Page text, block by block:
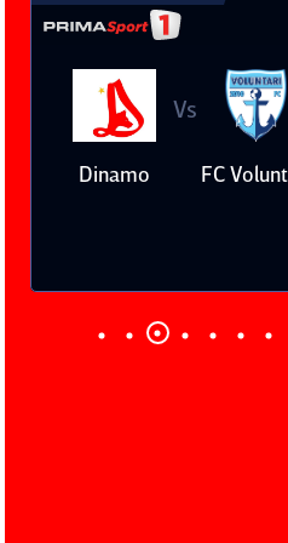
Dinamo
Vs
FC